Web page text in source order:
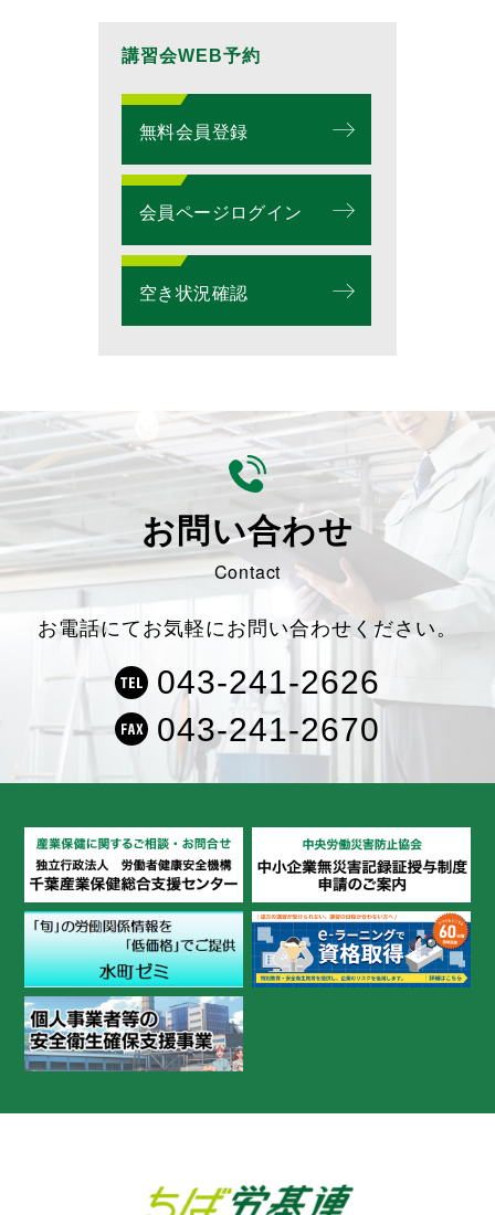
講習会WEB予約
無料会員登録
会員ページログイン
空き状況確認
お問い合わせ
Contact
お電話にてお気軽にお問い合わせください。
043-241-2626
043-241-2670